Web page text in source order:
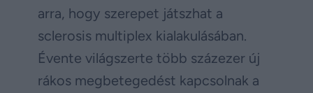
arra, hogy szerepet játszhat a
sclerosis multiplex kialakulásában.
Évente világszerte több százezer új
rákos megbetegedést kapcsolnak a